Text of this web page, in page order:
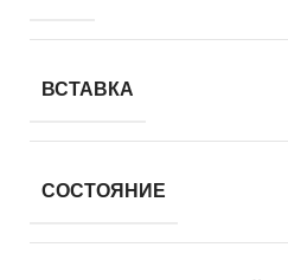
ВСТАВКА
СОСТОЯНИЕ